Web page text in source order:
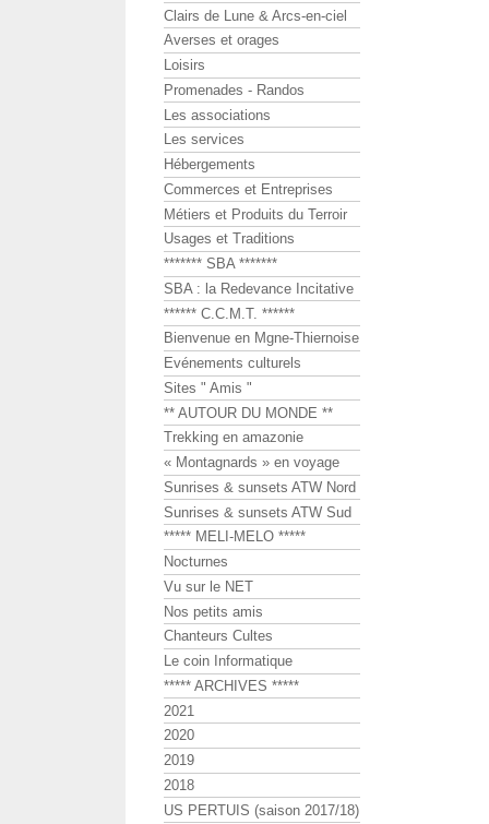
Clairs de Lune & Arcs-en-ciel
Averses et orages
Loisirs
Promenades - Randos
Les associations
Les services
Hébergements
Commerces et Entreprises
Métiers et Produits du Terroir
Usages et Traditions
******* SBA *******
SBA : la Redevance Incitative
****** C.C.M.T. ******
Bienvenue en Mgne-Thiernoise
Evénements culturels
Sites " Amis "
** AUTOUR DU MONDE **
Trekking en amazonie
« Montagnards » en voyage
Sunrises & sunsets ATW Nord
Sunrises & sunsets ATW Sud
***** MELI-MELO *****
Nocturnes
Vu sur le NET
Nos petits amis
Chanteurs Cultes
Le coin Informatique
***** ARCHIVES *****
2021
2020
2019
2018
US PERTUIS (saison 2017/18)